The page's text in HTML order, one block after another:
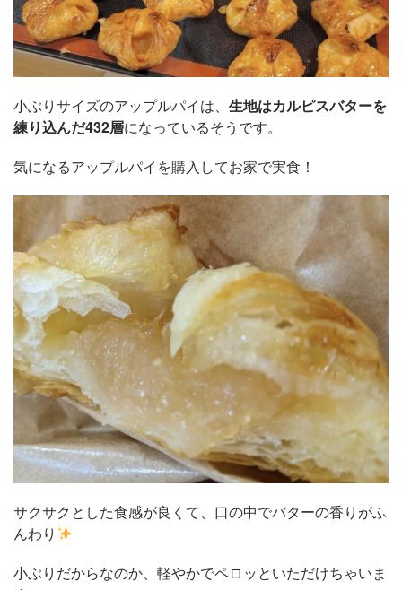
小ぶりサイズのアップルパイは、 生地はカルピスバターを
練り込んだ432層になっているそうです。
気になるアップルパイを購入してお家で実食！
サクサクとした食感が良くて、口の中でバターの香りがふ
んわり
小ぶりだからなのか、軽やかでペロッといただけちゃいま